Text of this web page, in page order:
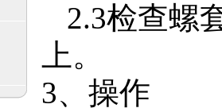
2.3检查螺
上。
3、操作